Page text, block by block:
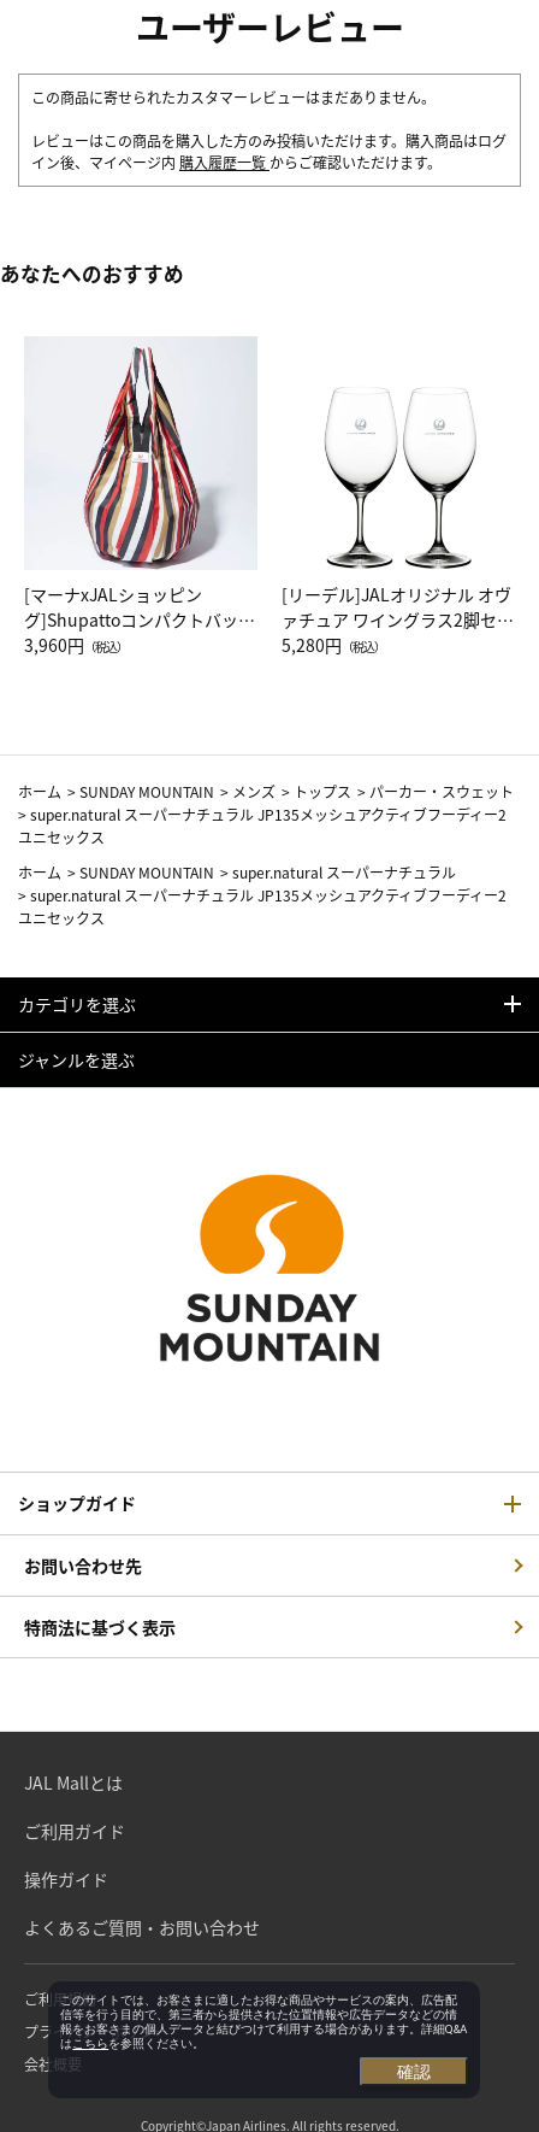
ユーザーレビュー
この商品に寄せられたカスタマーレビューはまだありません。
レビューはこの商品を購入した方のみ投稿いただけます。購入商品はログ
イン後、マイページ内 購入履歴一覧 からご確認いただけます。
あなたへのおすすめ
[マーナxJALショッピン
グ]Shupattoコンパクトバッグ
Drop JAL客室乗務員（LC）ス
3,960円 （税込）
[リーデル]JALオリジナル オヴ
ァチュア ワイングラス2脚セッ
ト（レッドワイン）
5,280円 （税込）
ホーム >SUNDAY MOUNTAIN > メンズ > トップス > パーカー・スウェット
>super.natural スーパーナチュラル JP135メッシュアクティブフーディー2
ユニセックス
ホーム >SUNDAY MOUNTAIN >super.natural スーパーナチュラル
>super.natural スーパーナチュラル JP135メッシュアクティブフーディー2
ユニセックス
カテゴリを選ぶ
ジャンルを選ぶ
ショップガイド
お問い合わせ先
特商法に基づく表示
JAL Mallとは
ご利用ガイド
操作ガイド
よくあるご質問・お問い合わせ
ご利用規約
プライバシーポリシー
会社概要
Copyright©Japan Airlines. All rights reserved.
このサイトでは、お客さまに適したお得な商品やサービスの案内、広告配
信等を行う目的で、第三者から提供された位置情報や広告データなどの情
報をお客さまの個人データと結びつけて利用する場合があります。詳細Q&A
は こちらを参照ください。
確認